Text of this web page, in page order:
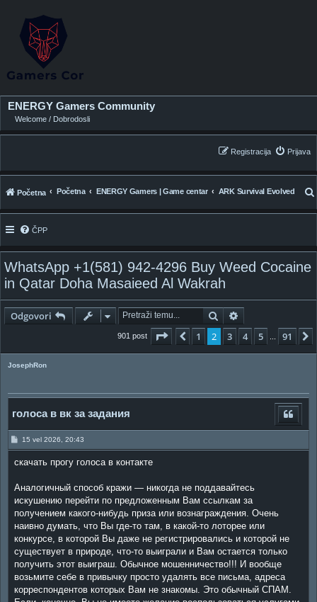
ENERGY Gamers Community
Welcome / Dobrodosli
Prijava
Registracija
Početna Početna ENERGY Gamers | Game centar ARK Survival Evolved
ČPP
WhatsApp +1(581) 942-4296 Buy Weed Cocaine
in Qatar Doha Masaieed Al Wakrah
Odgovori Pretražnik
901 post Stranica: 2/ 91.
Prethodna
1 2 3 4 5 91
JosephRon
голоса в вк за задания
P
t
15 vel 2026, 20:43
скачать прогу голоса в контакте
Аналогичный способ кражи — никогда не поддавайтесь
искушению перейти по предложенным Вам ссылкам за
получением какого-нибудь приза или вознаграждения. Очень
наивно думать, что Вы где-то там, в какой-то лоторее или
конкурсе, в которой Вы даже не регистрировались и которой не
существует в природе, что-то выиграли и Вам остается только
получить этот выиграш. Обычное мошенничество!!! И вообще
возьмите себе в привычку просто удалять все письма, адреса
корреспондентов которых Вам не знакомы. Это обычный СПАМ.